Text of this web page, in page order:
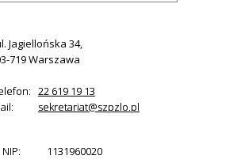
Jagiellońska 34,
719 Warszawa
22 619 19 13
sekretariat@szpzlo.pl
NIP:
1131960020